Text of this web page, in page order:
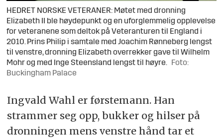
HEDRET NORSKE VETERANER: Møtet med dronning
Elizabeth II ble høydepunkt og en uforglemmelig opplevelse
for veteranene som deltok på Veteranturen til England i
2010. Prins Philip i samtale med Joachim Rønneberg lengst
til venstre, dronning Elizabeth overrekker gave til Wilhelm
Mohr og med Inge Steensland lengst til høyre. Foto:
Buckingham Palace
Ingvald Wahl er førstemann. Han
strammer seg opp, bukker og hilser på
dronningen mens venstre hånd tar et